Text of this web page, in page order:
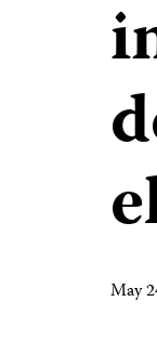
May